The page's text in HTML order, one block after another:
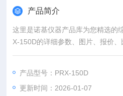
产品简介
这里是诺基仪器产品库为您精选的
X-150D的详细参数、图片、报价、
产品型号：PRX-150D
更新时间：2026-01-07